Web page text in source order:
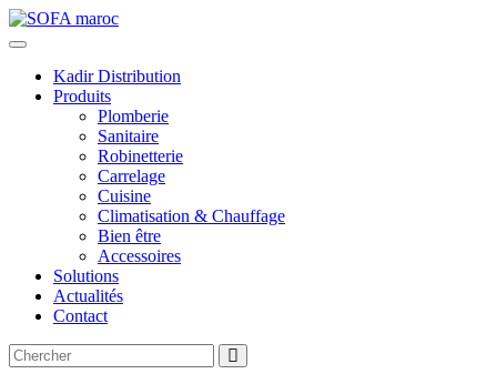
Kadir Distribution
Produits
Plomberie
Sanitaire
Robinetterie
Carrelage
Cuisine
Climatisation & Chauffage
Bien être
Accessoires
Solutions
Actualités
Contact